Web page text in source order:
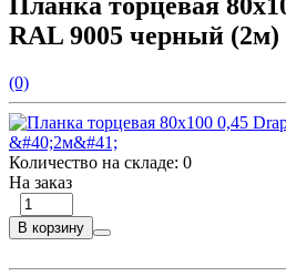
RAL 9005 черный (2м)
(0)
Количество на складе: 0
На заказ
В корзину